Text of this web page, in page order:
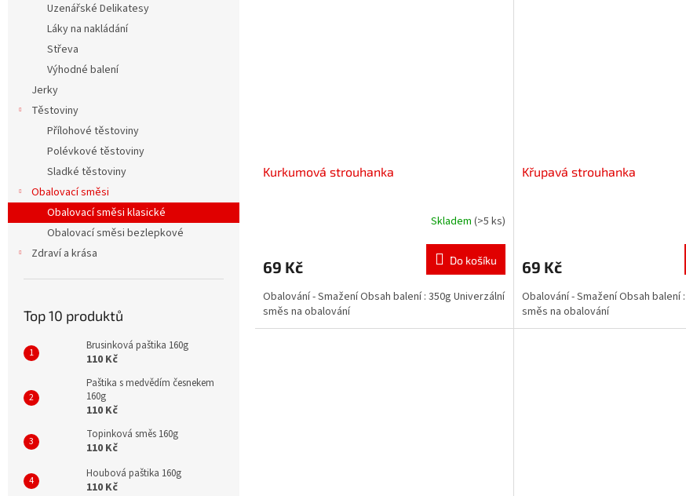
Uzenářské Delikatesy
Láky na nakládání
Střeva
Výhodné balení
Jerky
Těstoviny
Přílohové těstoviny
Polévkové těstoviny
Sladké těstoviny
Obalovací směsi
Obalovací směsi klasické
Obalovací směsi bezlepkové
Zdraví a krása
Top 10 produktů
Brusinková paštika 160g
110 Kč
Paštika s medvědím česnekem
160g
110 Kč
Topinková směs 160g
110 Kč
Houbová paštika 160g
110 Kč
Kurkumová strouhanka
Skladem (>5 ks)
69 Kč Do košíku
Obalování - Smažení Obsah balení : 350g Univerzální
směs na obalování
Křupavá strouhanka
69 Kč
Obalování - Smažení Obsah balení
směs na obalování